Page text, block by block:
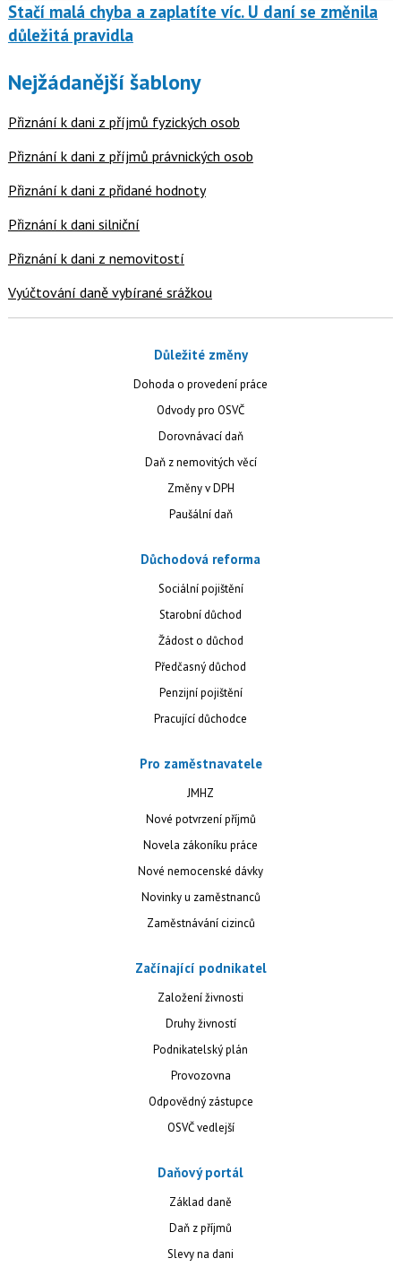
Stačí malá chyba a zaplatíte víc. U daní se změnila
důležitá pravidla
Nejžádanější šablony
Přiznání k dani z příjmů fyzických osob
Přiznání k dani z příjmů právnických osob
Přiznání k dani z přidané hodnoty
Přiznání k dani silniční
Přiznání k dani z nemovitostí
Vyúčtování daně vybírané srážkou
Důležité změny
Dohoda o provedení práce
Odvody pro OSVČ
Dorovnávací daň
Daň z nemovitých věcí
Změny v DPH
Paušální daň
Důchodová reforma
Sociální pojištění
Starobní důchod
Žádost o důchod
Předčasný důchod
Penzijní pojištění
Pracující důchodce
Pro zaměstnavatele
JMHZ
Nové potvrzení příjmů
Novela zákoníku práce
Nové nemocenské dávky
Novinky u zaměstnanců
Zaměstnávání cizinců
Začínající podnikatel
Založení živnosti
Druhy živností
Podnikatelský plán
Provozovna
Odpovědný zástupce
OSVČ vedlejší
Daňový portál
Základ daně
Daň z příjmů
Slevy na dani